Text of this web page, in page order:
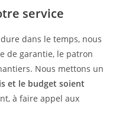
service
dans le temps, nous
de garantie, le patron
Nous mettons un
et le budget soient
à faire appel aux